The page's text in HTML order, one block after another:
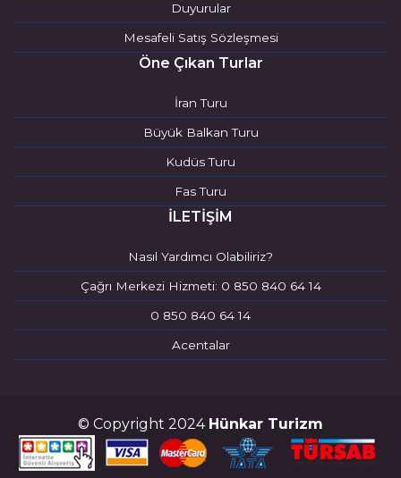
Duyurular
Mesafeli Satış Sözleşmesi
Öne Çıkan Turlar
İran Turu
Büyük Balkan Turu
Kudüs Turu
Fas Turu
İLETİŞİM
Nasıl Yardımcı Olabiliriz?
Çağrı Merkezi Hizmeti: 0 850 840 64 14
0 850 840 64 14
Acentalar
© Copyright 2024 Hünkar Turizm